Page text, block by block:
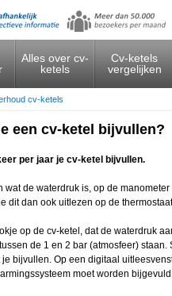
Alles over cv-
ketels
Cv-ketels
vergelijken
cv-ketels
een cv-ketel bijvullen?
per jaar je cv-ketel bijvullen.
wat de waterdruk is, op de manometer
dit dan ook uitlezen op de
op de cv-ketel, dat de waterdruk
de 1 en 2 bar (atmosfeer) staan.
bijvullen. Op een digitaal
moet worden